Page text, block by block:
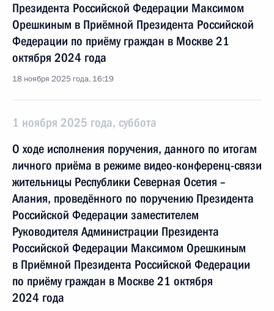
Президента Российской Федерации Максимом
Орешкиным в Приёмной Президента Российской
Федерации по приёму граждан в Москве 21
октября 2024 года
18 ноября 2025 года, 16:19
1 ноября 2025 года, суббота
О ходе исполнения поручения, данного по итогам
личного приёма в режиме видео-конференц-связи
жительницы Республики Северная Осетия –
Алания, проведённого по поручению Президента
Российской Федерации заместителем
Руководителя Администрации Президента
Российской Федерации Максимом Орешкиным
в Приёмной Президента Российской Федерации
по приёму граждан в Москве 21 октября
2024 года